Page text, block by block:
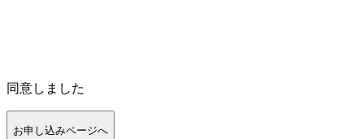
同意しました
お申し込みページへ